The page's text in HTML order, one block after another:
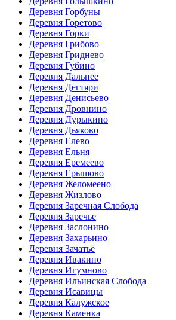
Деревня Горбуны
Деревня Горетово
Деревня Горки
Деревня Грибово
Деревня Гриднево
Деревня Губино
Деревня Дальнее
Деревня Дегтяри
Деревня Денисьево
Деревня Дровнино
Деревня Дурыкино
Деревня Дьяково
Деревня Елево
Деревня Ельня
Деревня Еремеево
Деревня Ерышово
Деревня Желомеено
Деревня Жизлово
Деревня Заречная Слобода
Деревня Заречье
Деревня Заслонино
Деревня Захарьино
Деревня Зачатьё
Деревня Ивакино
Деревня Игумново
Деревня Ильинская Слобода
Деревня Исавицы
Деревня Калужское
Деревня Каменка